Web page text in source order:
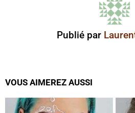
Publié par
VOUS AIMEREZ AUSSI